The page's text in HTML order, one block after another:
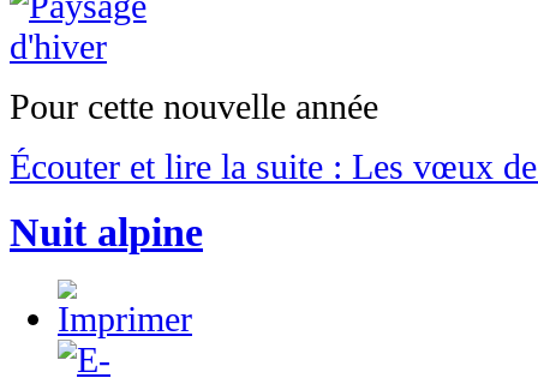
Pour cette nouvelle année
Écouter et lire la suite : Les vœux
Nuit alpine